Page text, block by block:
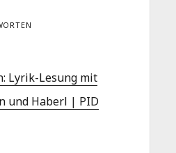
Lyrik-Lesung mit
und Haberl | PID